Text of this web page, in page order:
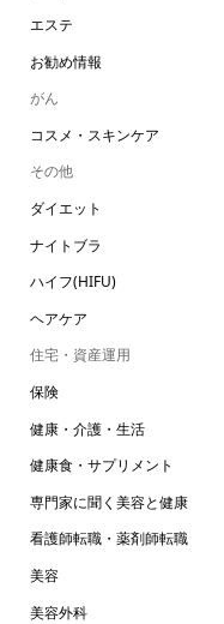
エステ
お勧め情報
がん
コスメ・スキンケア
その他
ダイエット
ナイトブラ
ハイフ(HIFU)
ヘアケア
住宅・資産運用
保険
健康・介護・生活
健康食・サプリメント
専門家に聞く美容と健康
看護師転職・薬剤師転職
美容
美容外科